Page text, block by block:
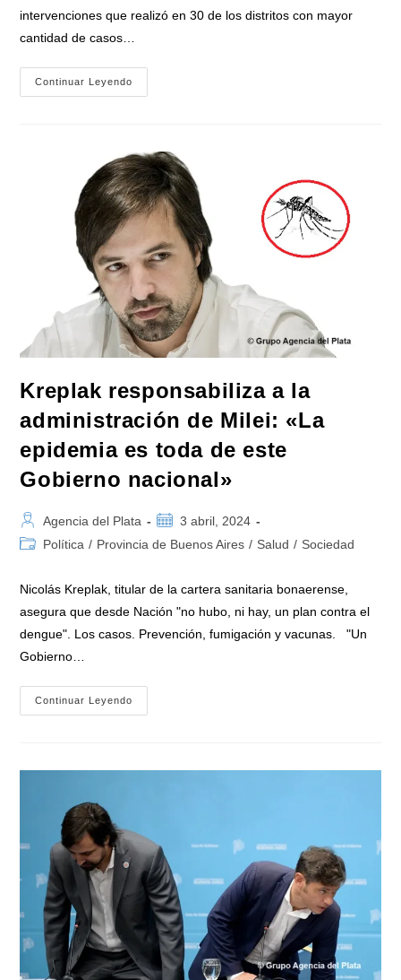
intervenciones que realizó en 30 de los distritos con mayor
cantidad de casos…
Continuar Leyendo
Gobierno
10
Mil
Repelentes
Por
Semana
Que
Distribuye
En
Los
«barrios
Con
Más
Casos»
De
Dengue
Kreplak responsabiliza a la
administración de Milei: «La
epidemia es toda de este
Gobierno nacional»
Autor
de
Agencia del Plata
Publicación
de
3 abril, 2024
Categoría
Política / Provincia de Buenos Aires / Salud / Sociedad
Nicolás Kreplak, titular de la cartera sanitaria bonaerense,
asegura que desde Nación "no hubo, ni hay, un plan contra el
dengue". Los casos. Prevención, fumigación y vacunas. "Un
Gobierno…
Continuar Leyendo
Responsabiliza
De
Este
Gobierno
Nacional»